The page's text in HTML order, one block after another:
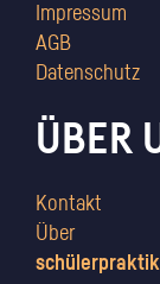
Impressum
AGB
Datenschutz
ÜBER
Kontakt
Über